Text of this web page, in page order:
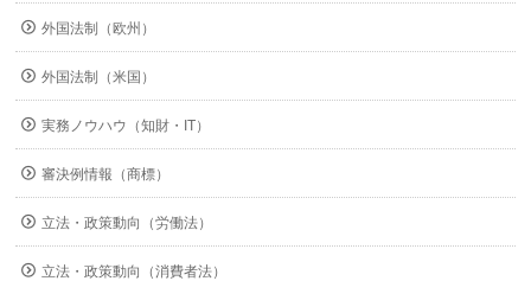
外国法制（欧州）
外国法制（米国）
実務ノウハウ（知財・IT）
審決例情報（商標）
立法・政策動向（労働法）
立法・政策動向（消費者法）